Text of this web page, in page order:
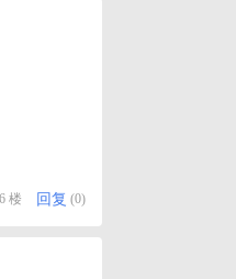
6 楼 回复 (0)